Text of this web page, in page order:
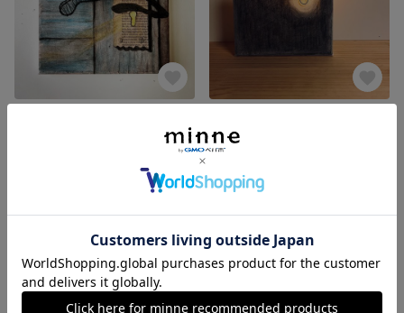
1,500円